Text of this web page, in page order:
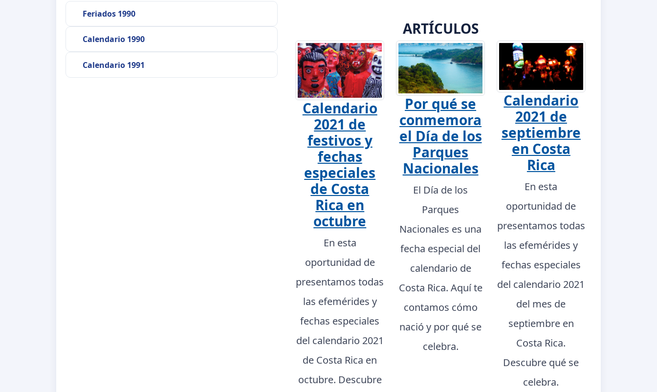
Feriados 1990
Calendario 1990
Calendario 1991
ARTÍCULOS
Calendario
2021 de
festivos y
fechas
especiales
de Costa
Rica en
octubre
En esta
oportunidad de
presentamos todas
las efemérides y
fechas especiales
del calendario 2021
de Costa Rica en
octubre. Descubre
Por qué se
conmemora
el Día de los
Parques
Nacionales
El Día de los
Parques
Nacionales es una
fecha especial del
calendario de
Costa Rica. Aquí te
contamos cómo
nació y por qué se
celebra.
Calendario
2021 de
septiembre
en Costa
Rica
En esta
oportunidad de
presentamos todas
las efemérides y
fechas especiales
del calendario 2021
del mes de
septiembre en
Costa Rica.
Descubre qué se
celebra.